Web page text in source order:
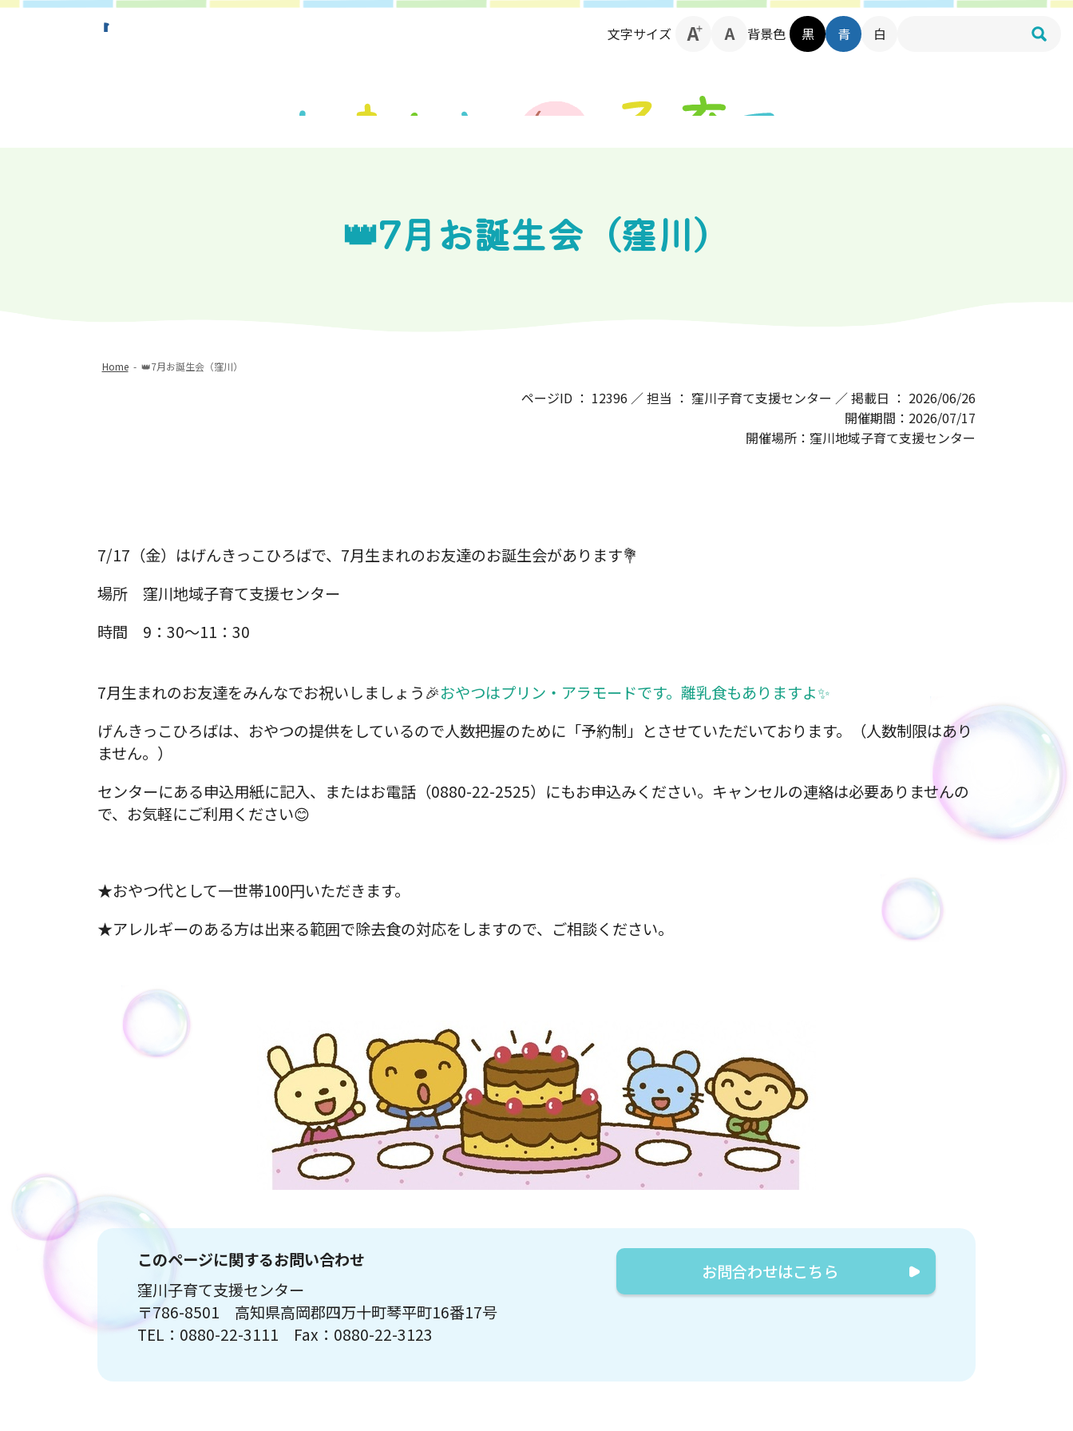
文字サイズ 背景色 黒 青 白
👑7月お誕生会（窪川）
Home- 👑7月お誕生会（窪川）
ページID ： 12396 ／ 担当 ： 窪川子育て支援センター ／ 掲載日 ： 2026/06/26
開催期間：2026/07/17
開催場所：窪川地域子育て支援センター
7/17（金）はげんきっこひろばで、7月生まれのお友達のお誕生会があります💐
場所 窪川地域子育て支援センター
時間 9：30～11：30
7月生まれのお友達をみんなでお祝いしましょう🎉おやつはプリン・アラモードです。離乳食もありますよ✨
げんきっこひろばは、おやつの提供をしているので人数把握のために「予約制」とさせていただいております。（人数制限はあり
ません。）
センターにある申込用紙に記入、またはお電話（0880-22-2525）にもお申込みください。キャンセルの連絡は必要ありませんの
で、お気軽にご利用ください😊
★おやつ代として一世帯100円いただきます。
★アレルギーのある方は出来る範囲で除去食の対応をしますので、ご相談ください。
このページに関するお問い合わせ
窪川子育て支援センター
〒786-8501 高知県高岡郡四万十町琴平町16番17号
TEL：0880-22-3111 Fax：0880-22-3123
お問合わせはこちら